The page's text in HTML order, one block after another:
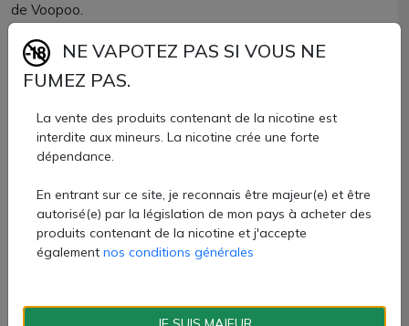
de Voopoo.
Capacité de 4.5ml
Quantité
Paiement 100% sécurisé
Livraison rapide
NE VAPOTEZ PAS SI VOUS NE
FUMEZ PAS.
La vente des produits contenant de la nicotine est
interdite aux mineurs. La nicotine crée une forte
dépendance.
En entrant sur ce site, je reconnais être majeur(e) et être
autorisé(e) par la législation de mon pays à acheter des
produits contenant de la nicotine et j'accepte
également nos conditions générales